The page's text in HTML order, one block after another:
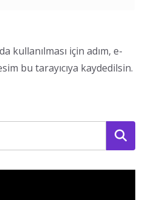
kullanılması için adım, e-
bu tarayıcıya kaydedilsin.
Ara